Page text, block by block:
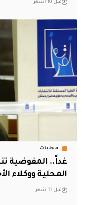
قبل 10 أشهر
محليات
غداً.. المفوضية
المحلية ووكلاء
قبل 11 شهر